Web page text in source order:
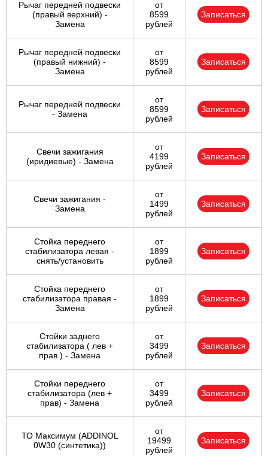
Рычаг передней подвески
(правый верхний) -
Замена
от
8599
рублей
Записаться
Рычаг передней подвески
(правый нижний) -
Замена
от
8599
рублей
Записаться
Рычаг передней подвески
- Замена
от
8599
рублей
Записаться
Свечи зажигания
(иридиевые) - Замена
от
4199
рублей
Записаться
Свечи зажигания -
Замена
от
1499
рублей
Записаться
Стойка переднего
стабилизатора левая -
снять/установить
от
1899
рублей
Записаться
Стойка переднего
стабилизатора правая -
Замена
от
1899
рублей
Записаться
Стойки заднего
стабилизатора ( лев +
прав ) - Замена
от
3499
рублей
Записаться
Стойки переднего
стабилизатора (лев +
прав) - Замена
от
3499
рублей
Записаться
ТО Максимум (ADDINOL
0W30 (синтетика))
от
19499
рублей
Записаться